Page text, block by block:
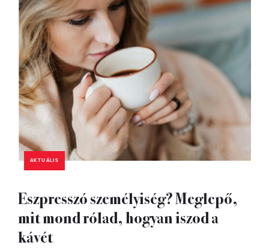
AKTUÁLIS
Eszpresszó személyiség? Meglepő,
mit mond rólad, hogyan iszod a
kávét